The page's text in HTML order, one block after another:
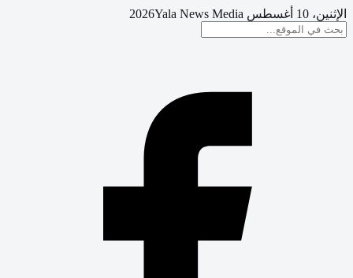
الإثنين، 10 أغسطس 2026 Yala News Media